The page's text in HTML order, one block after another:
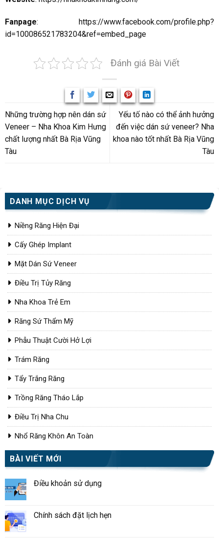
Fanpage:https://www.facebook.com/profile.php?
id=100086521783204&ref=embed_page
Đánh giá Bài Viết
Những trường hợp nên dán sứ
Veneer – Nha Khoa Kim Hưng
chất lượng nhất Bà Rịa Vũng
Tàu
Yếu tố nào có thể ảnh hưởng
đến việc dán sứ veneer? Nha
khoa nào tốt nhất Bà Rịa Vũng
Tàu
DANH MỤC DỊCH VỤ
Niềng Răng Hiện Đại
Cấy Ghép Implant
Mặt Dán Sứ Veneer
Điều Trị Tủy Răng
Nha Khoa Trẻ Em
Răng Sứ Thẩm Mỹ
Phẫu Thuật Cười Hở Lợi
Trám Răng
Tẩy Trắng Răng
Trồng Răng Tháo Lắp
Điều Trị Nha Chu
Nhổ Răng Khôn An Toàn
BÀI VIẾT MỚI
Điều khoản sử dụng
Chính sách đặt lịch hẹn